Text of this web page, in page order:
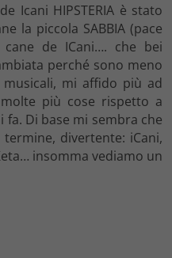
Icani HIPSTERIA è stato
la piccola SABBIA (pace
de ICani…. che bei
perché sono meno
mi affido più ad
più cose rispetto a
fa. Di base mi sembra che
divertente: iCani,
insomma vediamo un